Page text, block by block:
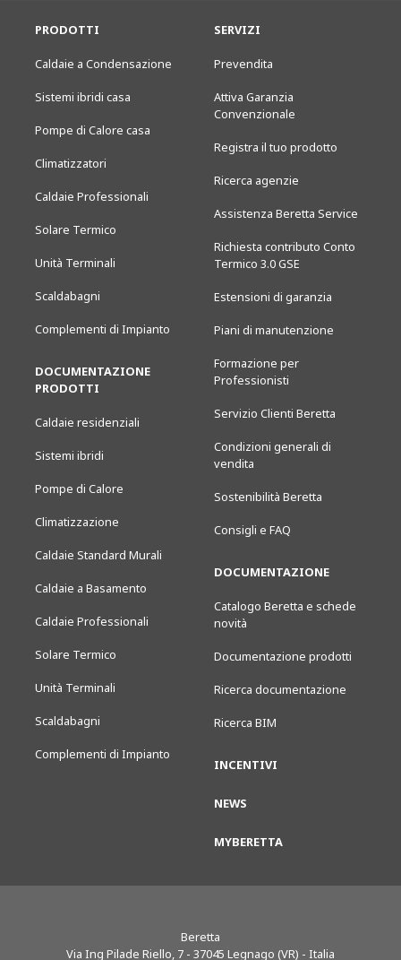
PRODOTTI
Caldaie a Condensazione
Sistemi ibridi casa
Pompe di Calore casa
Climatizzatori
Caldaie Professionali
Solare Termico
Unità Terminali
Scaldabagni
Complementi di Impianto
DOCUMENTAZIONE
PRODOTTI
Caldaie residenziali
Sistemi ibridi
Pompe di Calore
Climatizzazione
Caldaie Standard Murali
Caldaie a Basamento
Caldaie Professionali
Solare Termico
Unità Terminali
Scaldabagni
Complementi di Impianto
SERVIZI
Prevendita
Attiva Garanzia
Convenzionale
Registra il tuo prodotto
Ricerca agenzie
Assistenza Beretta Service
Richiesta contributo Conto
Termico 3.0 GSE
Estensioni di garanzia
Piani di manutenzione
Formazione per
Professionisti
Servizio Clienti Beretta
Condizioni generali di
vendita
Sostenibilità Beretta
Consigli e FAQ
DOCUMENTAZIONE
Catalogo Beretta e schede
novità
Documentazione prodotti
Ricerca documentazione
Ricerca BIM
INCENTIVI
NEWS
MYBERETTA
Beretta
Via Ing Pilade Riello, 7 - 37045 Legnago (VR) - Italia